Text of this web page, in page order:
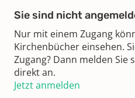
Sie sind nicht
Nur mit einem Zugang
Kirchenbücher einsehen.
Zugang? Dann melden Sie
direkt an.
Jetzt anmelden